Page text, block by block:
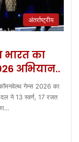
अंतर्राष्ट्रीय
भारत का
अभियान..
गेम्स 2026 का
दल ने 13 स्वर्ण, 17 रजत